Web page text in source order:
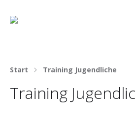
Start Training Jugendliche
Training